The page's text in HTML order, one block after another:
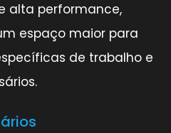
alta performance,
espaço maior para
de trabalho e